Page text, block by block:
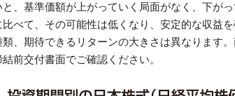
、基準価額が上がっていく局面がなく、下が
べて、その可能性は低くなり、安定的な収益
、期待できるリターンの大きさは異なります
前交付書面でご確認ください。